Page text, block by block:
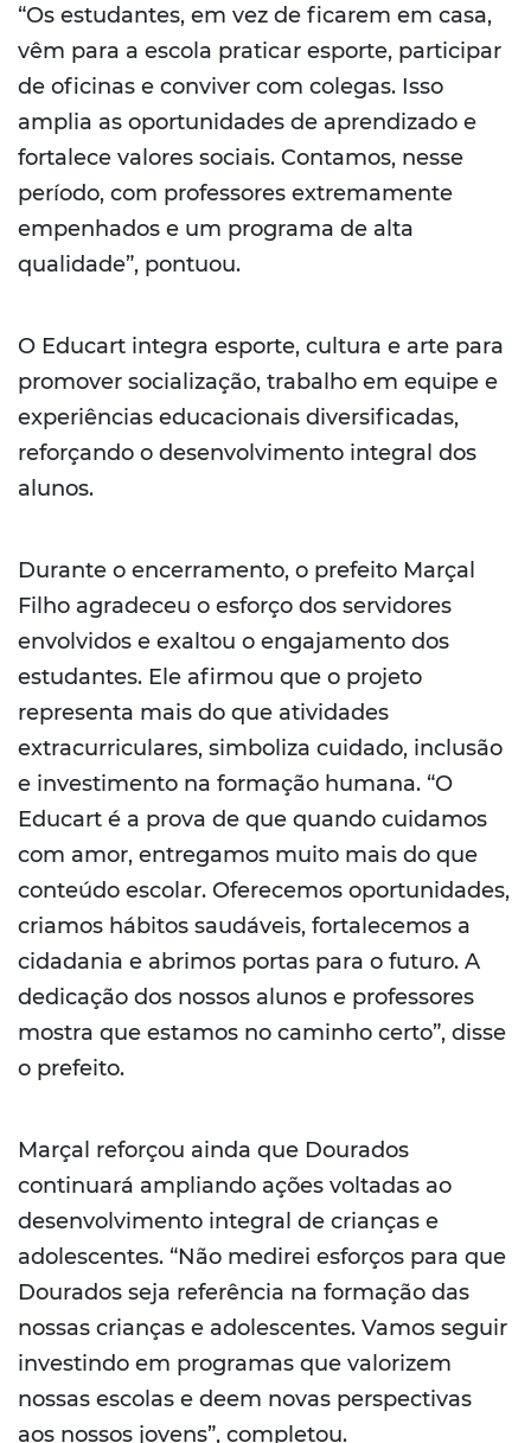
“Os estudantes, em vez de ficarem em casa,
vêm para a escola praticar esporte, participar
de oficinas e conviver com colegas. Isso
amplia as oportunidades de aprendizado e
fortalece valores sociais. Contamos, nesse
período, com professores extremamente
empenhados e um programa de alta
qualidade”, pontuou.
O Educart integra esporte, cultura e arte para
promover socialização, trabalho em equipe e
experiências educacionais diversificadas,
reforçando o desenvolvimento integral dos
alunos.
Durante o encerramento, o prefeito Marçal
Filho agradeceu o esforço dos servidores
envolvidos e exaltou o engajamento dos
estudantes. Ele afirmou que o projeto
representa mais do que atividades
extracurriculares, simboliza cuidado, inclusão
e investimento na formação humana. “O
Educart é a prova de que quando cuidamos
com amor, entregamos muito mais do que
conteúdo escolar. Oferecemos oportunidades,
criamos hábitos saudáveis, fortalecemos a
cidadania e abrimos portas para o futuro. A
dedicação dos nossos alunos e professores
mostra que estamos no caminho certo”, disse
o prefeito.
Marçal reforçou ainda que Dourados
continuará ampliando ações voltadas ao
desenvolvimento integral de crianças e
adolescentes. “Não medirei esforços para que
Dourados seja referência na formação das
nossas crianças e adolescentes. Vamos seguir
investindo em programas que valorizem
nossas escolas e deem novas perspectivas
aos nossos jovens”, completou.